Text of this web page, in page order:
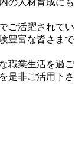
ご活躍されてい
豊富な皆さまで
職業生活を過ご
是非ご活用下さ